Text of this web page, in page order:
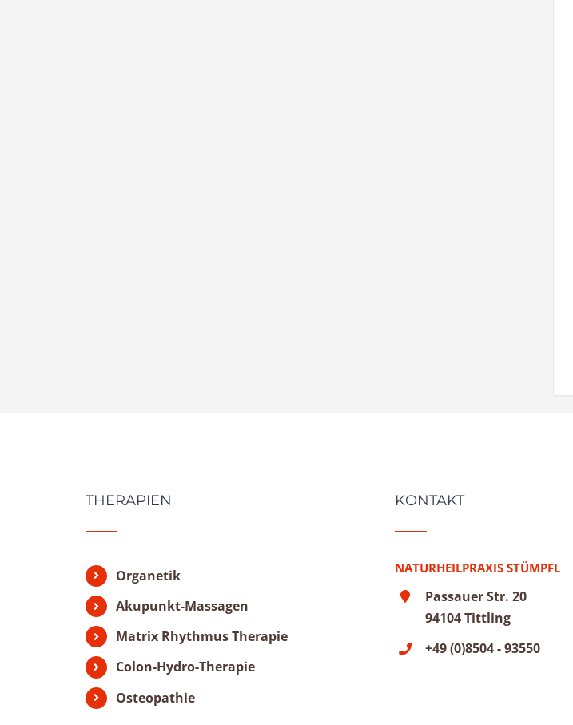
THERAPIEN
Organetik
Akupunkt-Massagen
Matrix Rhythmus Therapie
Colon-Hydro-Therapie
Osteopathie
KONTAKT
NATURHEILPRAXIS STÜMPFL
Passauer Str. 20
94104 Tittling
+49 (0)8504 - 93550